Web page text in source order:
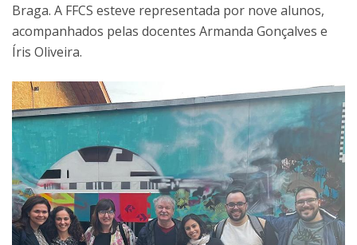
Braga. A FFCS esteve representada por nove alunos,
acompanhados pelas docentes Armanda Gonçalves e
Íris Oliveira.